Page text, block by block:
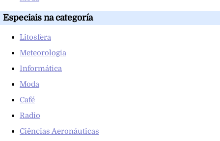
Especiais na categoría
Litosfera
Meteorologia
Informática
Moda
Café
Radio
Ciências Aeronáuticas